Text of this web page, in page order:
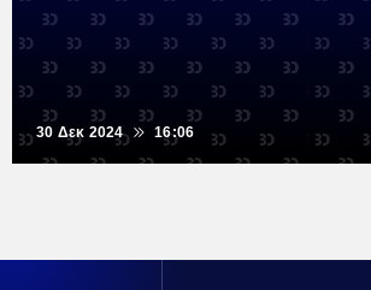
30 Δεκ 2024 16:06